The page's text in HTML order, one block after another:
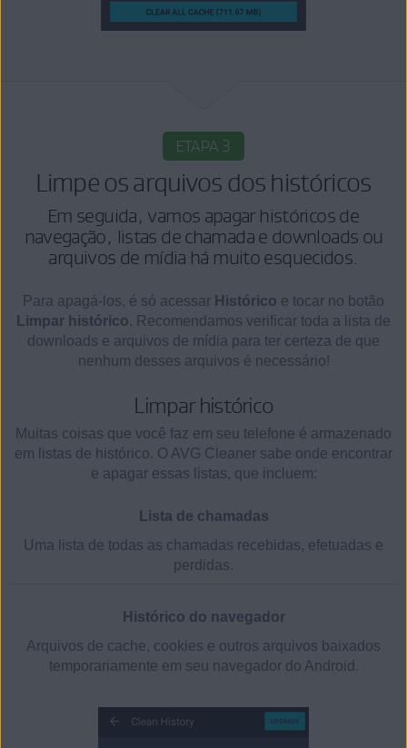
ETAPA 3
Limpe os arquivos dos históricos
Em seguida, vamos apagar históricos de
navegação, listas de chamada e downloads ou
arquivos de mídia há muito esquecidos.
Para apagá-los, é só acessar Histórico e tocar no botão
Limpar histórico. Recomendamos verificar toda a lista de
downloads e arquivos de mídia para ter certeza de que
nenhum desses arquivos é necessário!
Limpar histórico
Muitas coisas que você faz em seu telefone é armazenado
em listas de histórico. O AVG Cleaner sabe onde encontrar
e apagar essas listas, que incluem:
Lista de chamadas
Uma lista de todas as chamadas recebidas, efetuadas e
perdidas.
Histórico do navegador
Arquivos de cache, cookies e outros arquivos baixados
temporariamente em seu navegador do Android.